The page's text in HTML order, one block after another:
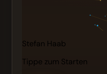
Stefan Haab
Tippe zum Starten